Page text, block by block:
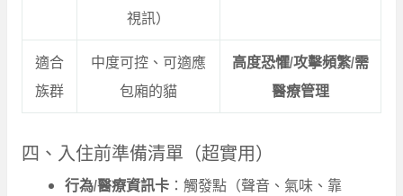
視訊）
適合
族群
中度可控、可適應
包廂的貓
高度恐懼/攻擊頻繁/需
醫療管理
四、入住前準備清單（超實用）
行為/醫療資訊卡 ：觸發點（聲音、氣味、靠